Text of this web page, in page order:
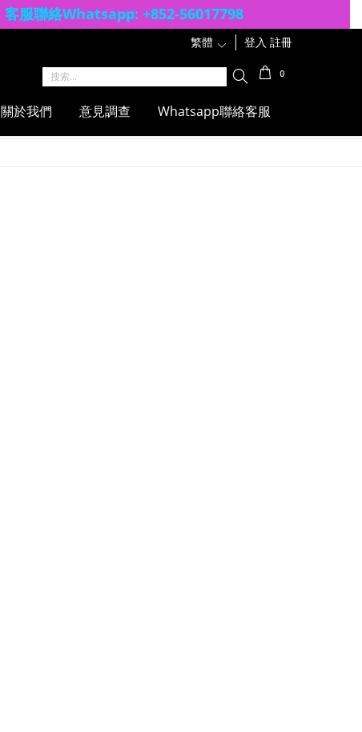
客服聯絡Whatsapp: +852-56017798
登入 註冊
繁體
0
關於我們 意見調查 Whatsapp聯絡客服